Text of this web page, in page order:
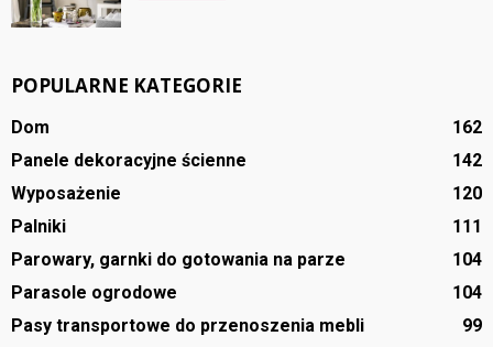
POPULARNE KATEGORIE
Dom
162
Panele dekoracyjne ścienne
142
Wyposażenie
120
Palniki
111
Parowary, garnki do gotowania na parze
104
Parasole ogrodowe
104
Pasy transportowe do przenoszenia mebli
99